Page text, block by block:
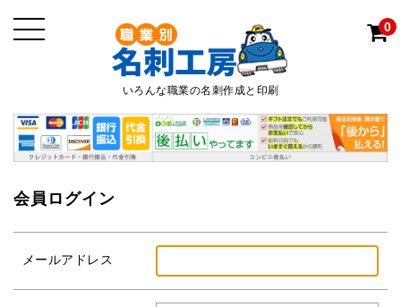
いろんな職業の名刺作成と印刷
0
会員ログイン
メールアドレス